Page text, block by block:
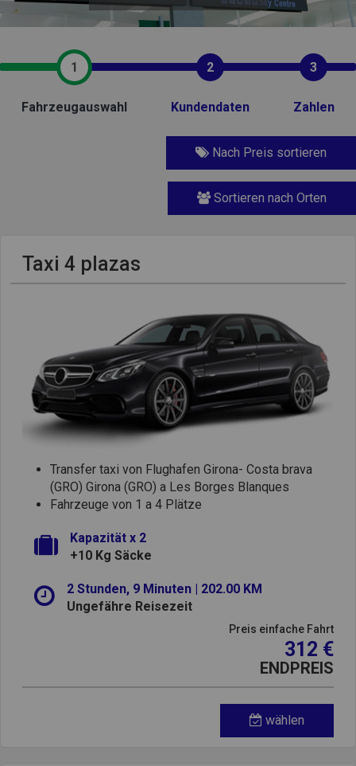
1
Fahrzeugauswahl
2
Kundendaten
3
Zahlen
Nach Preis sortieren
Sortieren nach Orten
Taxi 4 plazas
Transfer taxi von Flughafen Girona- Costa brava
(GRO) Girona (GRO) a Les Borges Blanques
Fahrzeuge von 1 a 4 Plätze
Kapazität x 2
+10 Kg Säcke
2 Stunden, 9 Minuten | 202.00 KM
Ungefähre Reisezeit
Preis einfache Fahrt
312 €
ENDPREIS
wählen